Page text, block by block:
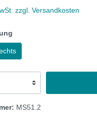
zzgl. Versandkosten
MS51.2